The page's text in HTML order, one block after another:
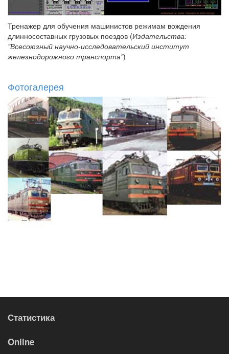
Тренажер для обучения машинистов режимам вождения
длинносоставных грузовых поездов (Издательства:
"Всесоюзный научно-исследовательский институт
железнодорожного транспорта")
Фотогалерея
Статистика
Online